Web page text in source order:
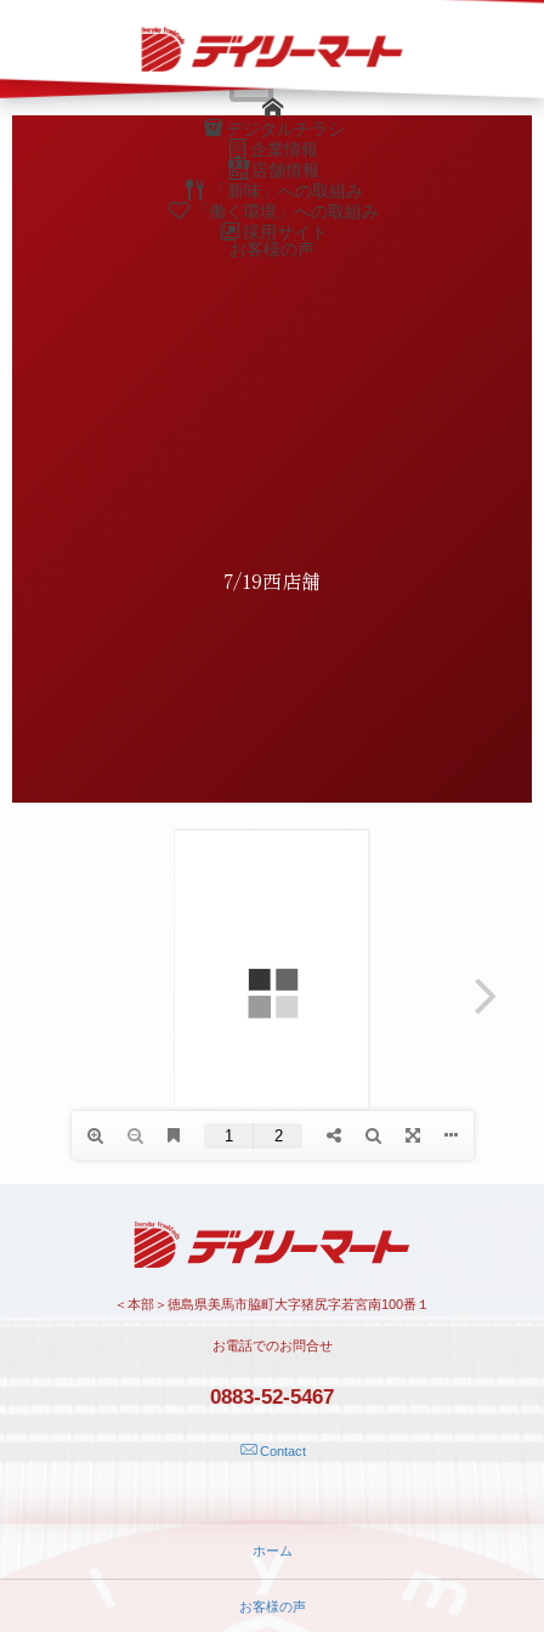
デジタルチラシ
企業情報
店舗情報
「新味」への取組み
「働く環境」への取組み
採用サイト
お客様の声
7/19西店舗
＜本部＞徳島県美馬市脇町大字猪尻字若宮南100番１
お電話でのお問合せ
0883-52-5467
Contact
ホーム
お客様の声